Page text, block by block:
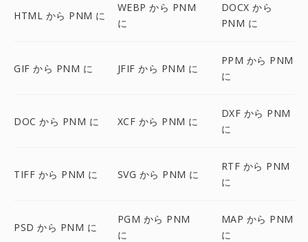
HTML から PNM に
WEBP から PNM
に
DOCX から
PNM に
GIF から PNM に JFIF から PNM に
PPM から PNM
に
DOC から PNM に XCF から PNM に
DXF から PNM
に
TIFF から PNM に SVG から PNM に
RTF から PNM
に
PSD から PNM に
PGM から PNM
に
MAP から PNM
に